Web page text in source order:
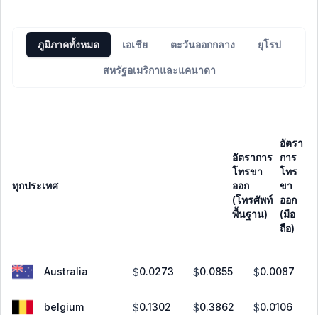
ภูมิภาคทั้งหมด เอเชีย ตะวันออกกลาง
ยุโรป
สหรัฐอเมริกาและแคนาดา
ทุกประเทศ
อัตราการ
โทรขา
ออก
(โทรศัพท์
พื้นฐาน)
อัตรา
การ
โทร
ขา
ออก
(มือ
ถือ)
Australia $0.0273 $0.0855 $0.0087
belgium $0.1302 $0.3862 $0.0106